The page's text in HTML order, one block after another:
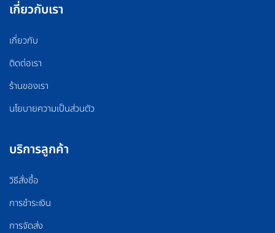
เกี่ยวกับเรา
เกี่ยวกับ
ติดต่อเรา
ร้านของเรา
นโยบายความเป็นส่วนตัว
บริการลูกค้า
วิธีสั่งซื้อ
การชำระเงิน
การจัดส่ง